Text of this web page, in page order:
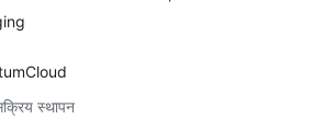
स्थापन